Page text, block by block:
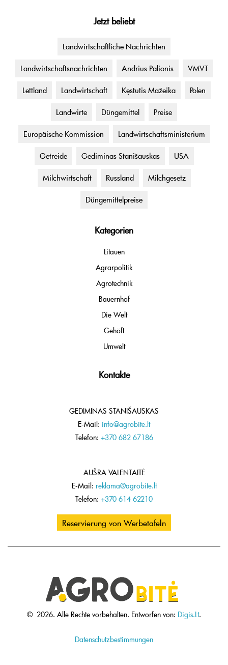
Jetzt beliebt
Landwirtschaftliche Nachrichten
Landwirtschaftsnachrichten Andrius Palionis VMVT
Lettland Landwirtschaft Kęstutis Mažeika Polen
Landwirte Düngemittel Preise
Europäische Kommission Landwirtschaftsministerium
Getreide Gediminas Stanišauskas USA
Milchwirtschaft Russland Milchgesetz
Düngemittelpreise
Kategorien
Litauen
Agrarpolitik
Agrotechnik
Bauernhof
Die Welt
Gehöft
Umwelt
Kontakte
GEDIMINAS STANIŠAUSKAS
E-Mail: info@agrobite.lt
Telefon: +370 682 67186
AUŠRA VALENTAITĖ
E-Mail: reklama@agrobite.lt
Telefon: +370 614 62210
Reservierung von Werbetafeln
© 2026. Alle Rechte vorbehalten. Entworfen von: Digis.Lt.
Datenschutzbestimmungen